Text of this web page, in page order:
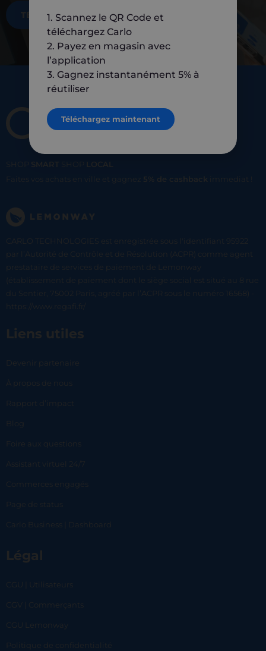
TÉLÉCHARGEZ MAINTENANT
SHOP SMART SHOP
LOCAL
Faites vos achats en ville et gagnez 5% de cashback immediat !
CARLO TECHNOLOGIES est enregistrée sous l'identifiant 95922
par l’Autorité de Contrôle et de Résolution (ACPR) comme agent
prestataire de services de paiement de Lemonway
(établissement de paiement dont le siège social est situé au 8 rue
du Sentier, 75002 Paris, agréé par l’ACPR sous le numéro 16568) -
https://www.regafi.fr/
Liens utiles
Devenir partenaire
À propos de nous
Rapport d’impact
Blog
Foire aux questions
Assistant virtuel 24/7
Commerces engagés
Page de status
Carlo Business | Dashboard
Légal
CGU | Utilisateurs
CGV | Commerçants
CGU Lemonway
Politique de confidentialité
1. Scannez le QR Code et
téléchargez Carlo
2. Payez en magasin avec
l’application
3. Gagnez instantanément 5% à
réutiliser
Téléchargez maintenant